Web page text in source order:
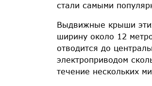
стали самыми
Выдвижные крыши
ширину около 12
отводится до
электроприводом
течение нескольких